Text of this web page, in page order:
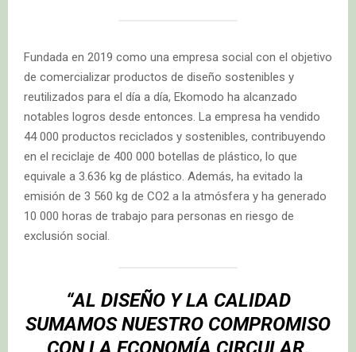
Fundada en 2019 como una empresa social con el objetivo
de comercializar productos de diseño sostenibles y
reutilizados para el día a día, Ekomodo ha alcanzado
notables logros desde entonces. La empresa ha vendido
44 000 productos reciclados y sostenibles, contribuyendo
en el reciclaje de 400 000 botellas de plástico, lo que
equivale a 3.636 kg de plástico. Además, ha evitado la
emisión de 3 560 kg de CO2 a la atmósfera y ha generado
10 000 horas de trabajo para personas en riesgo de
exclusión social.
“AL DISEÑO Y LA CALIDAD
SUMAMOS NUESTRO COMPROMISO